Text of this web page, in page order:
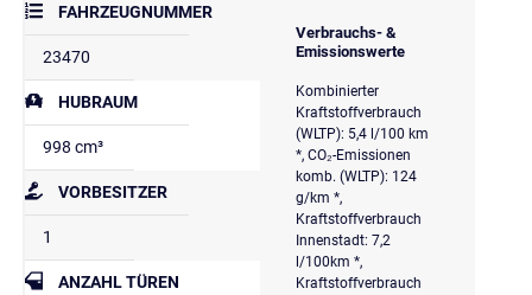
FAHRZEUGNUMMER
23470
HUBRAUM
998 cm³
VORBESITZER
1
ANZAHL TÜREN
Verbrauchs- &
Emissionswerte
Kombinierter
Kraftstoffverbrauch
(WLTP): 5,4 l/100 km
*, CO₂-Emissionen
komb. (WLTP): 124
g/km *,
Kraftstoffverbrauch
Innenstadt: 7,2
l/100km *,
Kraftstoffverbrauch